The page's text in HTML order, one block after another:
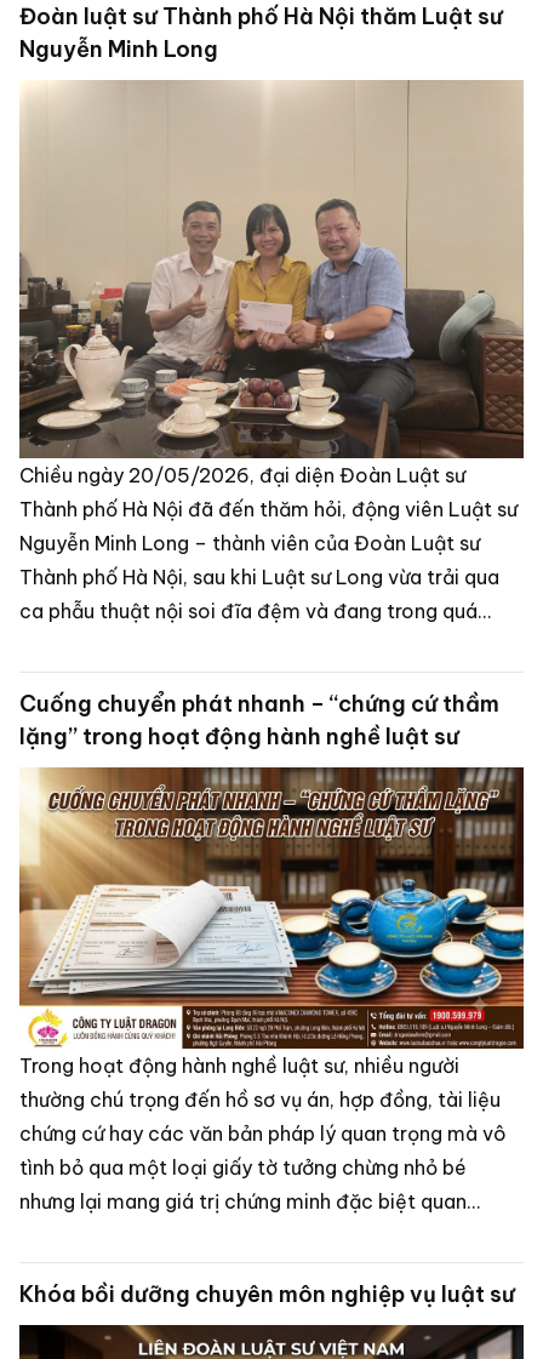
Đoàn luật sư Thành phố Hà Nội thăm Luật sư
Nguyễn Minh Long
Chiều ngày 20/05/2026, đại diện Đoàn Luật sư
Thành phố Hà Nội đã đến thăm hỏi, động viên Luật sư
Nguyễn Minh Long – thành viên của Đoàn Luật sư
Thành phố Hà Nội, sau khi Luật sư Long vừa trải qua
ca phẫu thuật nội soi đĩa đệm và đang trong quá
Cuống chuyển phát nhanh – “chứng cứ thầm
lặng” trong hoạt động hành nghề luật sư
Trong hoạt động hành nghề luật sư, nhiều người
thường chú trọng đến hồ sơ vụ án, hợp đồng, tài liệu
chứng cứ hay các văn bản pháp lý quan trọng mà vô
tình bỏ qua một loại giấy tờ tưởng chừng nhỏ bé
nhưng lại mang giá trị chứng minh đặc biệt quan
nhận thư đi – thư đến, biên nhận công văn và hồ sơ lưu
trữ thư tín văn phòng.
Khóa bồi dưỡng chuyên môn nghiệp vụ luật sư